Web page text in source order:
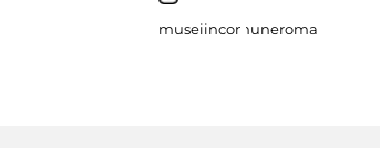
museiincomuneroma